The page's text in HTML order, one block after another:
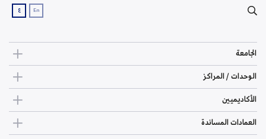
En ع
الجامعة
الوحدات / المراكز
الأكاديميين
العمادات المساندة